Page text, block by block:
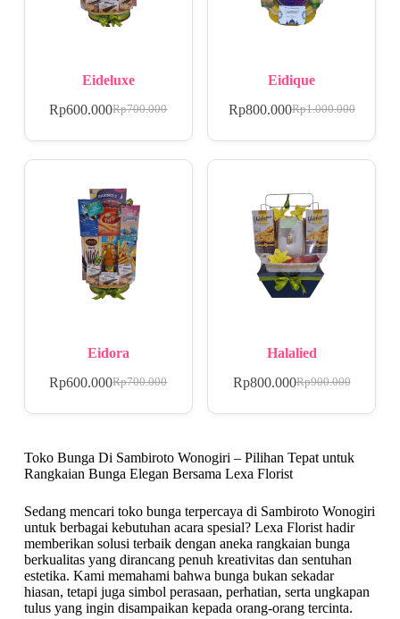
Eideluxe
Rp700.000
Rp600.000
Eidique
Rp1.000.000
Rp800.000
Eidora
Rp700.000
Rp600.000
Halalied
Rp900.000
Rp800.000
Toko Bunga Di Sambiroto Wonogiri – Pilihan Tepat untuk
Rangkaian Bunga Elegan Bersama Lexa Florist
Sedang mencari toko bunga terpercaya di Sambiroto Wonogiri
untuk berbagai kebutuhan acara spesial? Lexa Florist hadir
memberikan solusi terbaik dengan aneka rangkaian bunga
berkualitas yang dirancang penuh kreativitas dan sentuhan
estetika. Kami memahami bahwa bunga bukan sekadar
hiasan, tetapi juga simbol perasaan, perhatian, serta ungkapan
tulus yang ingin disampaikan kepada orang-orang tercinta.